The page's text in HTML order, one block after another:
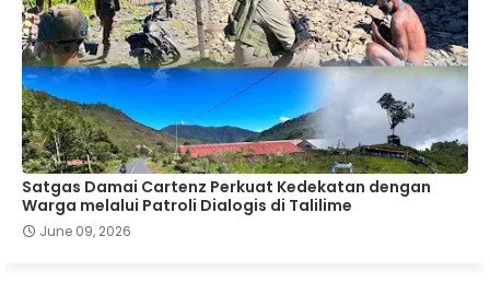
Satgas Damai Cartenz Perkuat Kedekatan dengan
Warga melalui Patroli Dialogis di Talilime
June 09, 2026